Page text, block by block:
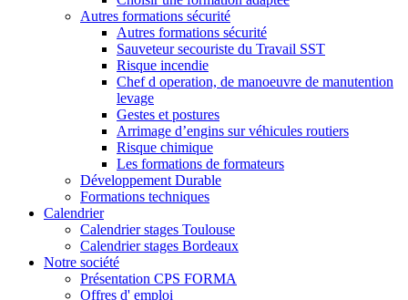
Autres formations sécurité
Autres formations sécurité
Sauveteur secouriste du Travail SST
Risque incendie
Chef d operation, de manoeuvre de manutention
levage
Gestes et postures
Arrimage d’engins sur véhicules routiers
Risque chimique
Les formations de formateurs
Développement Durable
Formations techniques
Calendrier
Calendrier stages Toulouse
Calendrier stages Bordeaux
Notre société
Présentation CPS FORMA
Offres d' emploi